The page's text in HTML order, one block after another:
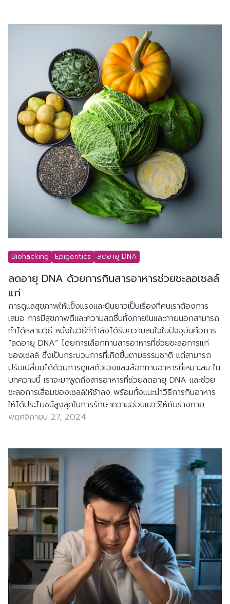
ลดอายุ DNA ด้วยการกินสารอาหารช่วยชะลอเซลล์
แก่
การดูแลสุขภาพให้แข็งแรงและยืนยาวเป็นเรื่องที่คนเราต้องการ
เสมอ การมีสุขภาพดีและความสดชื่นทั้งภายในและภายนอกสามารถ
ทำได้หลายวิธี หนึ่งในวิธีที่กำลังได้รับความสนใจในปัจจุบันคือการ
“ลดอายุ DNA” โดยการเลือกทานสารอาหารที่ช่วยชะลอการแก่
ของเซลล์ ซึ่งเป็นกระบวนการที่เกิดขึ้นตามธรรมชาติ แต่สามารถ
ปรับเปลี่ยนได้ด้วยการดูแลตัวเองและเลือกทานอาหารที่เหมาะสม ใน
บทความนี้ เราจะมาพูดถึงสารอาหารที่ช่วยลดอายุ DNA และช่วย
ชะลอการเสื่อมของเซลล์ให้ช้าลง พร้อมทั้งแนะนำวิธีการกินอาหาร
ให้ได้ประโยชน์สูงสุดในการรักษาความอ่อนเยาว์ให้กับร่างกาย
พฤศจิกายน 27, 2024
Biohacking Epigentics ลดอายุ DNA